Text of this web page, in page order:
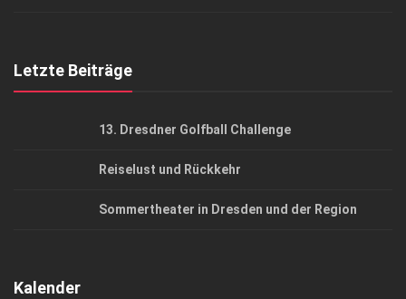
Letzte Beiträge
13. Dresdner Golfball Challenge
Reiselust und Rückkehr
Sommertheater in Dresden und der Region
Kalender